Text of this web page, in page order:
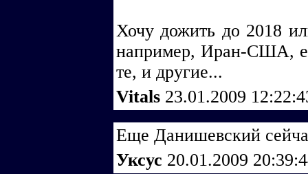
Хочу дожить до 2018
например, Иран-США,
те, и другие...
Vitals 23.01.2009
Еще Данишевский
Уксус 20.01.2009